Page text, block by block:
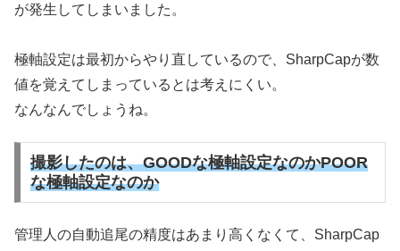
が発生してしまいました。
極軸設定は最初からやり直しているので、SharpCapが数
値を覚えてしまっているとは考えにくい。
なんなんでしょうね。
撮影したのは、GOODな極軸設定なのかPOOR
な極軸設定なのか
管理人の自動追尾の精度はあまり高くなくて、SharpCap